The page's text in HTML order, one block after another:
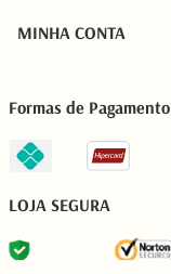
MINHA CONTA
Formas de Pagamento
LOJA SEGURA